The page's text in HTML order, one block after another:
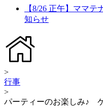
【8/26 正午】ママテ
知らせ
>
行事
>
パーティーのお楽しみ♪